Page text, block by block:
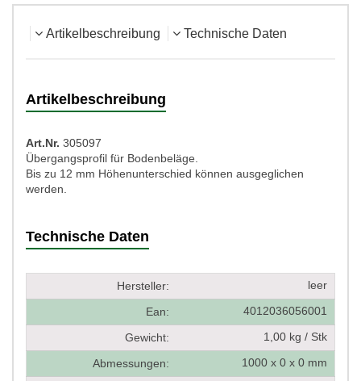
Artikelbeschreibung Technische Daten
Artikelbeschreibung
Art.Nr. 305097
Übergangsprofil für Bodenbeläge.
Bis zu 12 mm Höhenunterschied können ausgeglichen
werden.
Technische Daten
Hersteller: leer
Ean: 4012036056001
Gewicht: 1,00 kg / Stk
Abmessungen: 1000 x 0 x 0 mm